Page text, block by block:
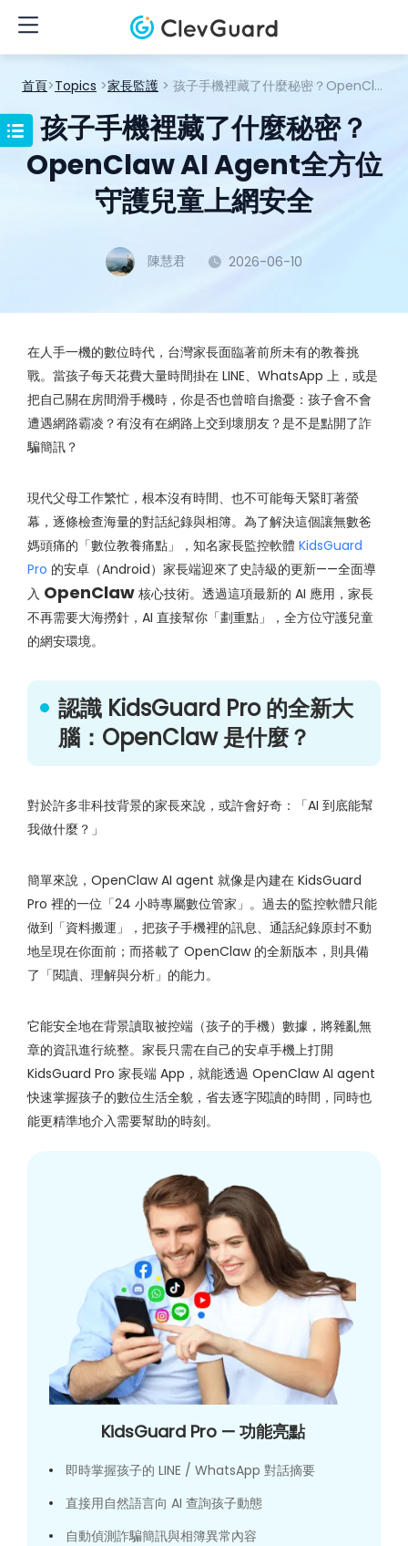
首頁>Topics >家長監護 > 孩子手機裡藏了什麼秘密？OpenClaw AI Agent全方位守護兒童上網安全
孩子手機裡藏了什麼秘密？
OpenClaw AI Agent全方位
守護兒童上網安全
陳慧君 2026-06-10
在人手一機的數位時代，台灣家長面臨著前所未有的教養挑
戰。當孩子每天花費大量時間掛在 LINE、WhatsApp 上，或是
把自己關在房間滑手機時，你是否也曾暗自擔憂：孩子會不會
遭遇網路霸凌？有沒有在網路上交到壞朋友？是不是點開了詐
騙簡訊？
現代父母工作繁忙，根本沒有時間、也不可能每天緊盯著螢
幕，逐條檢查海量的對話紀錄與相簿。為了解決這個讓無數爸
媽頭痛的「數位教養痛點」，知名家長監控軟體 KidsGuard
Pro 的安卓（Android）家長端迎來了史詩級的更新——全面導
入 OpenClaw 核心技術。透過這項最新的 AI 應用，家長
不再需要大海撈針，AI 直接幫你「劃重點」，全方位守護兒童
的網安環境。
認識 KidsGuard Pro 的全新大
腦：OpenClaw 是什麼？
對於許多非科技背景的家長來說，或許會好奇：「AI 到底能幫
我做什麼？」
簡單來說，OpenClaw AI agent 就像是內建在 KidsGuard
Pro 裡的一位「24 小時專屬數位管家」。過去的監控軟體只能
做到「資料搬運」，把孩子手機裡的訊息、通話紀錄原封不動
地呈現在你面前；而搭載了 OpenClaw 的全新版本，則具備
了「閱讀、理解與分析」的能力。
它能安全地在背景讀取被控端（孩子的手機）數據，將雜亂無
章的資訊進行統整。家長只需在自己的安卓手機上打開
KidsGuard Pro 家長端 App，就能透過 OpenClaw AI agent
快速掌握孩子的數位生活全貌，省去逐字閱讀的時間，同時也
能更精準地介入需要幫助的時刻。
KidsGuard Pro — 功能亮點
即時掌握孩子的 LINE / WhatsApp 對話摘要
直接用自然語言向 AI 查詢孩子動態
自動偵測詐騙簡訊與相簿異常內容